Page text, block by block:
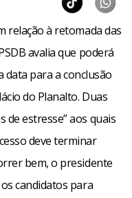
relação à retomada das
avalia que poderá
data para a conclusão
do Planalto. Duas
de estresse” aos quais
deve terminar
bem, o presidente
candidatos para